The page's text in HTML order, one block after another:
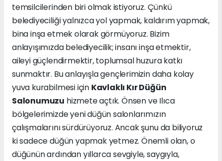
temsilcilerinden biri olmak istiyoruz. Çünkü
belediyeciliği yalnızca yol yapmak, kaldırım yapmak,
bina inşa etmek olarak görmüyoruz. Bizim
anlayışımızda belediyecilik; insanı inşa etmektir,
aileyi güçlendirmektir, toplumsal huzura katkı
sunmaktır. Bu anlayışla gençlerimizin daha kolay
yuva kurabilmesi için Kavlaklı Kır Düğün
Salonumuzu hizmete açtık. Önsen ve Ilıca
bölgelerimizde yeni düğün salonlarımızın
çalışmalarını sürdürüyoruz. Ancak şunu da biliyoruz
ki sadece düğün yapmak yetmez. Önemli olan, o
düğünün ardından yıllarca sevgiyle, saygıyla,